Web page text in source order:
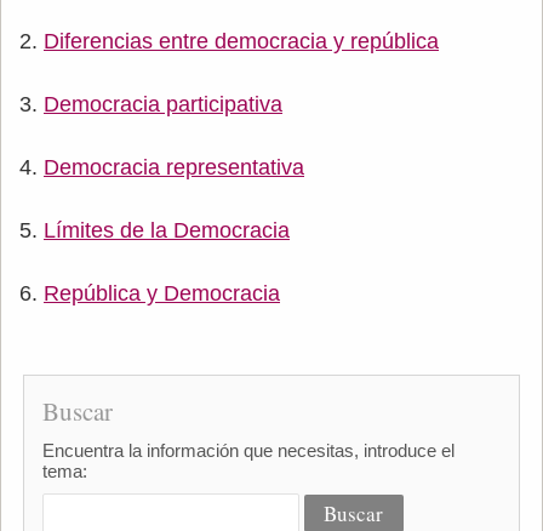
Diferencias entre democracia y república
Democracia participativa
Democracia representativa
Límites de la Democracia
República y Democracia
Buscar
Encuentra la información que necesitas, introduce el
tema: